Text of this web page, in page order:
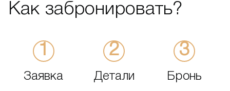
Как забронировать?
Заявка Детали Бронь